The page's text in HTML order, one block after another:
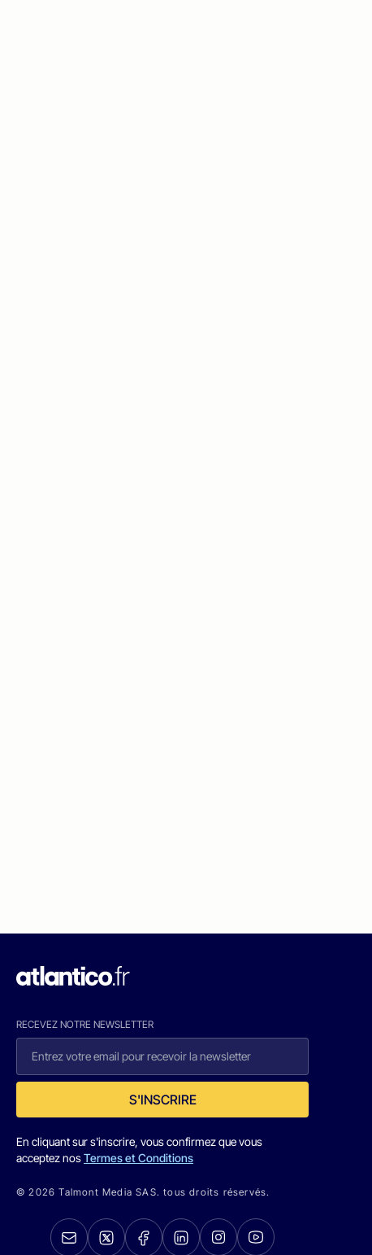
RECEVEZ NOTRE NEWSLETTER
S'INSCRIRE
En cliquant sur s'inscrire, vous confirmez que vous
acceptez nosTermes et Conditions
© 2026 Talmont Media SAS. tous droits réservés.